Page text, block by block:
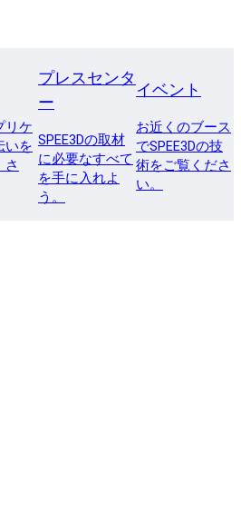
リケ
いを
さ
プレスセンタ
ー
SPEE3Dの取材
に必要なすべて
を手に入れよ
う。
イベント
お近くのブース
でSPEE3Dの技
術をご覧くださ
い。